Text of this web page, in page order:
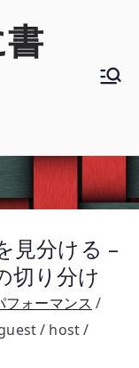
見分ける –
り分け
フォーマンス
/ host /